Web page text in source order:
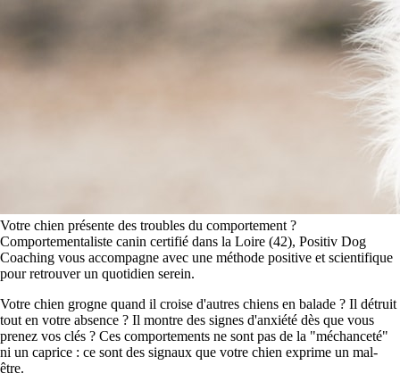
Votre chien présente des troubles du comportement ?
Comportementaliste canin certifié dans la Loire (42), Positiv Dog
Coaching vous accompagne avec une méthode positive et scientifique
pour retrouver un quotidien serein.
Votre chien grogne quand il croise d'autres chiens en balade ? Il détruit
tout en votre absence ? Il montre des signes d'anxiété dès que vous
prenez vos clés ? Ces comportements ne sont pas de la "méchanceté"
ni un caprice : ce sont des signaux que votre chien exprime un mal-
être.